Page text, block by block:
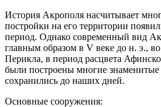
История Акрополя насчитывает
постройки на его территории
период. Однако современный вид
главным образом в V веке до н. э.,
Перикла, в период расцвета
были построены многие
сохранились до наших дней.
Основные сооружения: